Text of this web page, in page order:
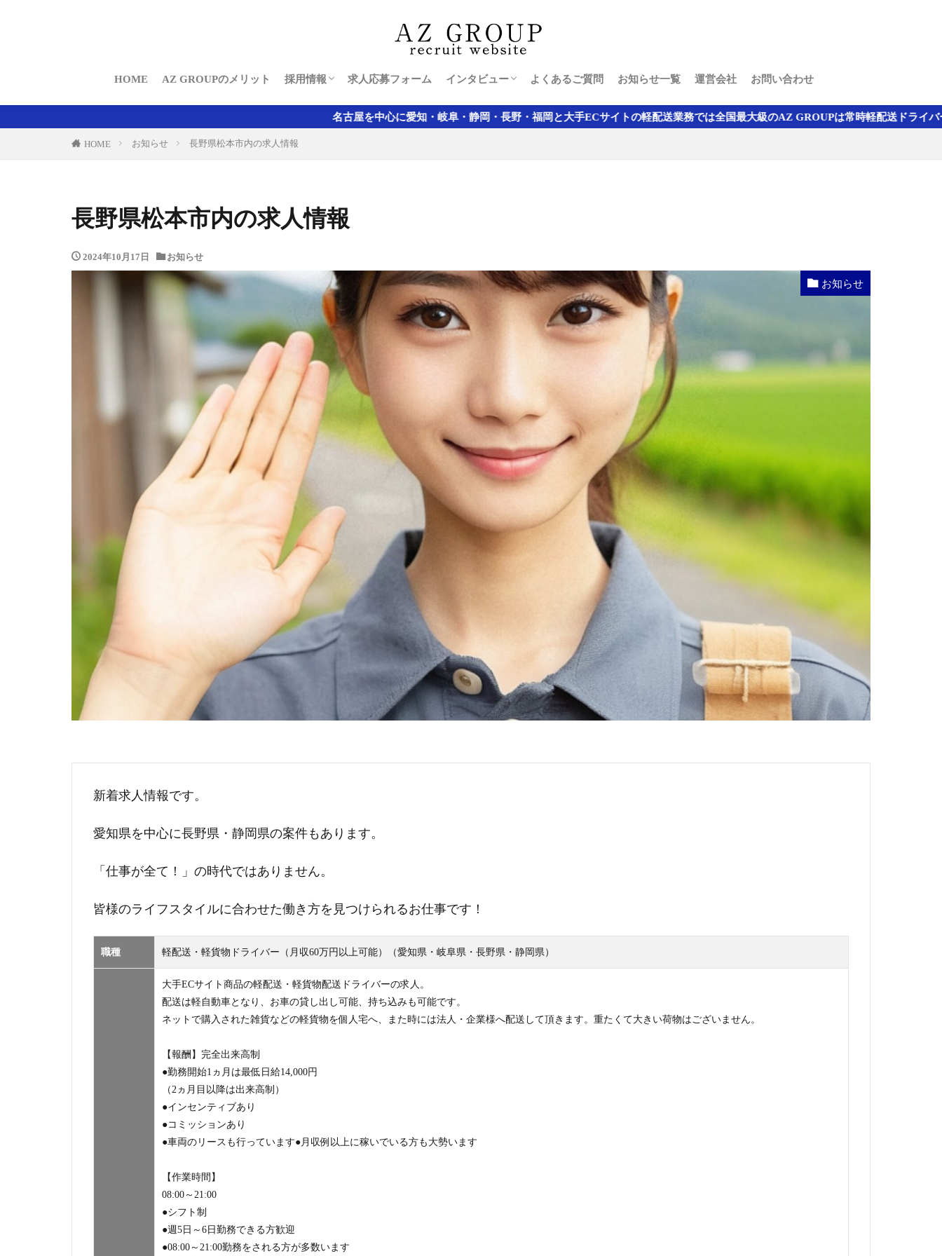
HOME AZ GROUPのメリット 採用情報
通勤可能エリア
求人応募フォーム インタビュー
40代男性
20代女性
30代男性
よくあるご質問 お知らせ一覧 運営会社 お問い合わせ
名古屋を中心に愛知・岐阜・静岡・長野・福岡と大手ECサイトの軽配送業務では全国最大級のAZ GROUPは常時軽配送ドライバーの求人募集をしています。
HOME お知らせ 長野県松本市内の求人情報
長野県松本市内の求人情報
2024年10月17日 お知らせ
お知らせ
新着求人情報です。
愛知県を中心に長野県・静岡県の案件もあります。
「仕事が全て！」の時代ではありません。
皆様のライフスタイルに合わせた働き方を見つけられるお仕事です！
職種 軽配送・軽貨物ドライバー（月収60万円以上可能）（愛知県・岐阜県・長野県・静岡県）
大手ECサイト商品の軽配送・軽貨物配送ドライバーの求人。
配送は軽自動車となり、お車の貸し出し可能、持ち込みも可能です。
ネットで購入された雑貨などの軽貨物を個人宅へ、また時には法人・企業様へ配送して頂きます。重たくて大きい荷物はございません。
【報酬】完全出来高制
●勤務開始1ヵ月は最低日給14,000円
（2ヵ月目以降は出来高制）
●インセンティブあり
●コミッションあり
●車両のリースも行っています●月収例以上に稼いでいる方も大勢います
【作業時間】
08:00～21:00
●シフト制
●週5日～6日勤務できる方歓迎
●08:00～21:00勤務をされる方が多数います